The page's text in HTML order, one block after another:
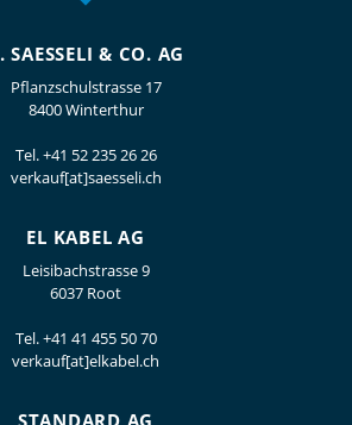
SAESSELI & CO. AG
Pflanzschulstrasse 17
8400 Winterthur
Tel.+41 52 235 26 26
verkauf[at]saesseli.ch
EL KABEL AG
Leisibachstrasse 9
6037 Root
Tel.+41 41 455 50 70
verkauf[at]elkabel.ch
STANDARD AG